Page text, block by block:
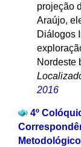
projeção
Araújo,
Diálogos
Nordeste
2016
4º